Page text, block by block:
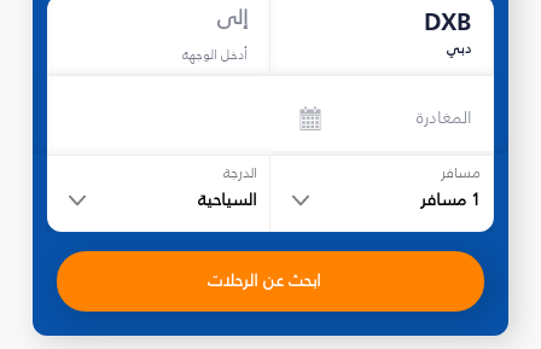
DXB
دبي
إلى
أدخل الوجهة
المغادرة
مسافر
1 مسافر
الدرجة
السياحية
ابحث عن الرحلات